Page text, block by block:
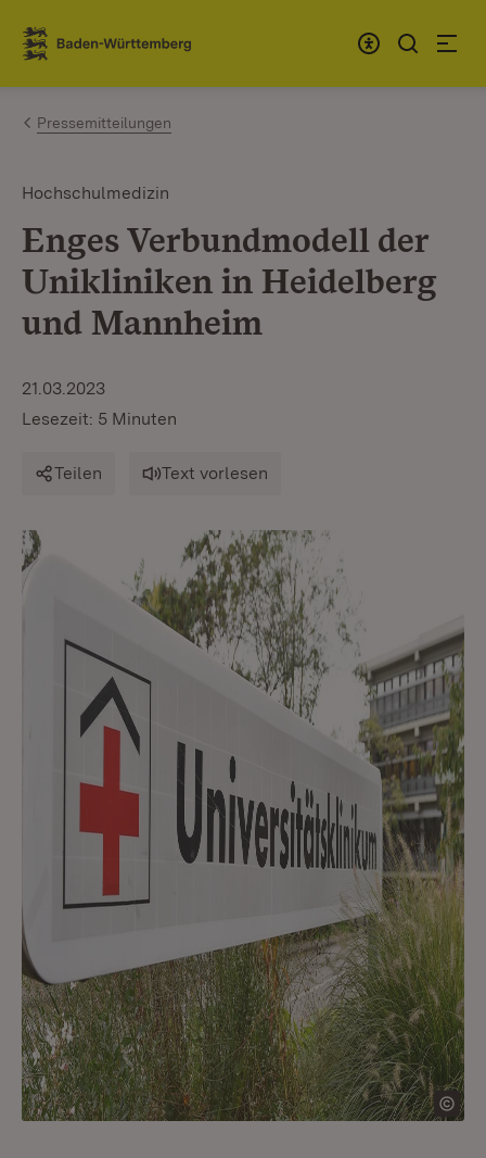
Zum Inhalt springen
Link zur Startseite
Pressemitteilungen
Hochschulmedizin
Enges Verbundmodell der
Unikliniken in Heidelberg
und Mannheim
21.03.2023
Lesezeit: 5 Minuten
Teilen Text vorlesen